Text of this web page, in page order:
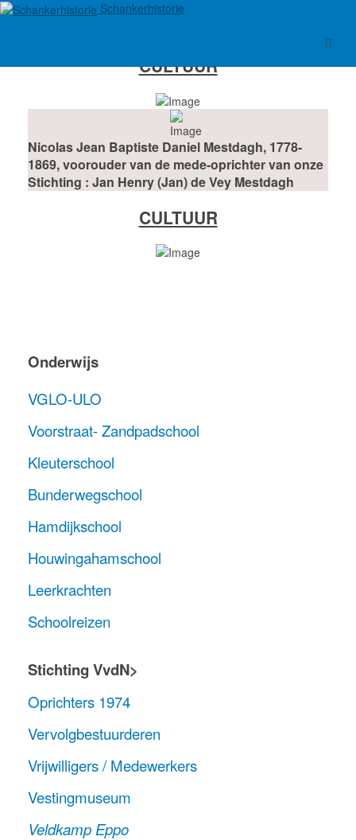
Schankerhistorie
CULTUUR
Nicolas Jean Baptiste Daniel Mestdagh, 1778-
1869, voorouder van de mede-oprichter van onze
Stichting : Jan Henry (Jan) de Vey Mestdagh
CULTUUR
Onderwijs
VGLO-ULO
Voorstraat- Zandpadschool
Kleuterschool
Bunderwegschool
Hamdijkschool
Houwingahamschool
Leerkrachten
Schoolreizen
Stichting VvdN>
Oprichters 1974
Vervolgbestuurderen
Vrijwilligers / Medewerkers
Vestingmuseum
Veldkamp Eppo